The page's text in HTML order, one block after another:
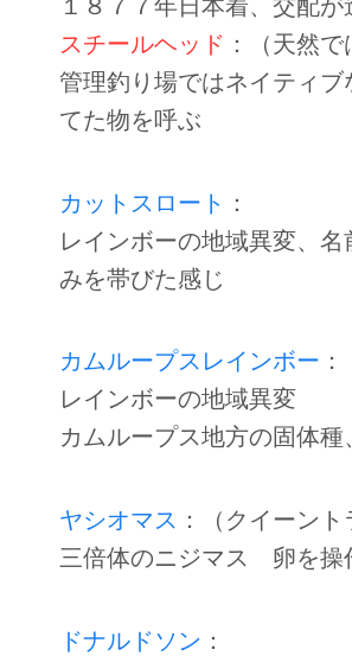
スチールヘッド ：（天然
管理釣り場ではネイティ
てた物を呼ぶ
カットスロート
：
レインボーの地域異変、
みを帯びた感じ
カムループスレインボー ：
レインボーの地域異変
カムループス地方の固体
ヤシオマス ：（クイーン
三倍体のニジマス 卵を操
ドナルドソン ：